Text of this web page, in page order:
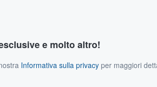
e molto altro!
Informativa sulla privacyper maggiori